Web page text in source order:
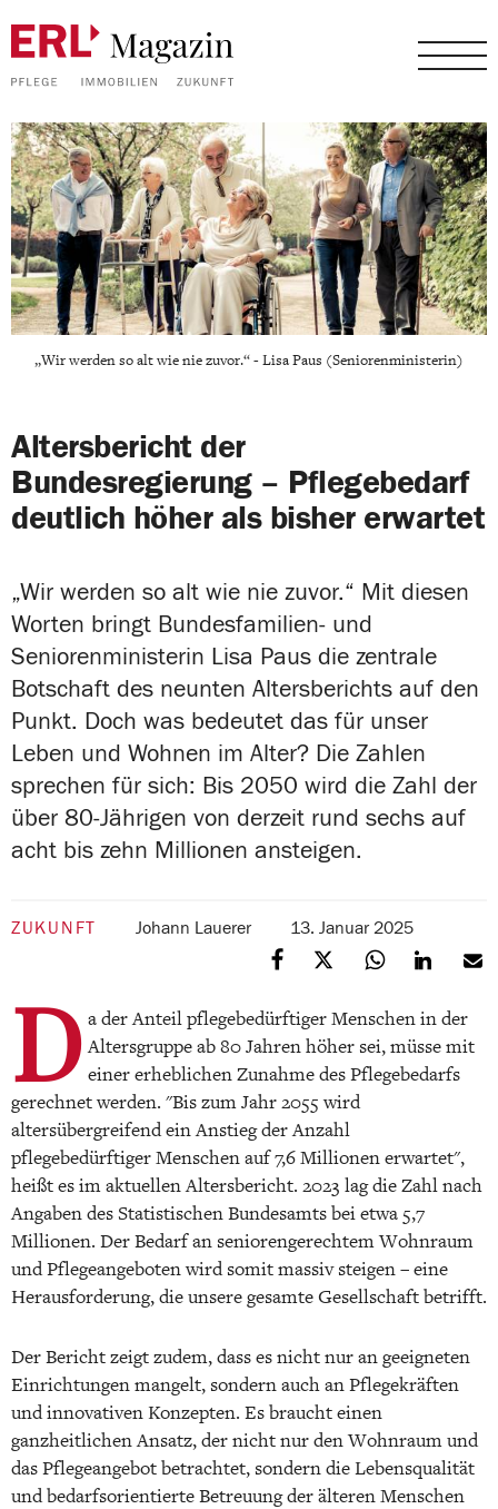
„Wir werden so alt wie nie zuvor.“ - Lisa Paus (Seniorenministerin)
Altersbericht der
Bundesregierung – Pflegebedarf
deutlich höher als bisher erwartet
„Wir werden so alt wie nie zuvor.“ Mit diesen
Worten bringt Bundesfamilien- und
Seniorenministerin Lisa Paus die zentrale
Botschaft des neunten Altersberichts auf den
Punkt. Doch was bedeutet das für unser
Leben und Wohnen im Alter? Die Zahlen
sprechen für sich: Bis 2050 wird die Zahl der
über 80-Jährigen von derzeit rund sechs auf
acht bis zehn Millionen ansteigen.
ZUKUNFT Johann Lauerer 13. Januar 2025
D a der Anteil pflegebedürftiger Menschen in der
Altersgruppe ab 80 Jahren höher sei, müsse mit
einer erheblichen Zunahme des Pflegebedarfs
gerechnet werden. "Bis zum Jahr 2055 wird
altersübergreifend ein Anstieg der Anzahl
pflegebedürftiger Menschen auf 7,6 Millionen erwartet",
heißt es im aktuellen Altersbericht. 2023 lag die Zahl nach
Angaben des Statistischen Bundesamts bei etwa 5,7
Millionen. Der Bedarf an seniorengerechtem Wohnraum
und Pflegeangeboten wird somit massiv steigen – eine
Herausforderung, die unsere gesamte Gesellschaft betrifft.
Der Bericht zeigt zudem, dass es nicht nur an geeigneten
Einrichtungen mangelt, sondern auch an Pflegekräften
und innovativen Konzepten. Es braucht einen
ganzheitlichen Ansatz, der nicht nur den Wohnraum und
das Pflegeangebot betrachtet, sondern die Lebensqualität
und bedarfsorientierte Betreuung der älteren Menschen